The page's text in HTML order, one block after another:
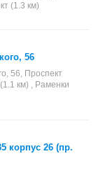
(1.3 км)
56
56, Проспект
км) , Раменки
корпус 26 (пр.